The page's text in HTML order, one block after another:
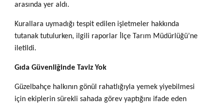
arasında yer aldı.
Kurallara uymadığı tespit edilen işletmeler hakkında
tutanak tutulurken, ilgili raporlar İlçe Tarım Müdürlüğü’ne
iletildi.
Gıda Güvenliğinde Taviz Yok
Güzelbahçe halkının gönül rahatlığıyla yemek yiyebilmesi
için ekiplerin sürekli sahada görev yaptığını ifade eden